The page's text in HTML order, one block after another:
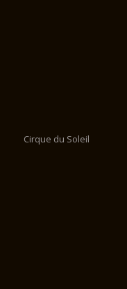
Cirque du Soleil